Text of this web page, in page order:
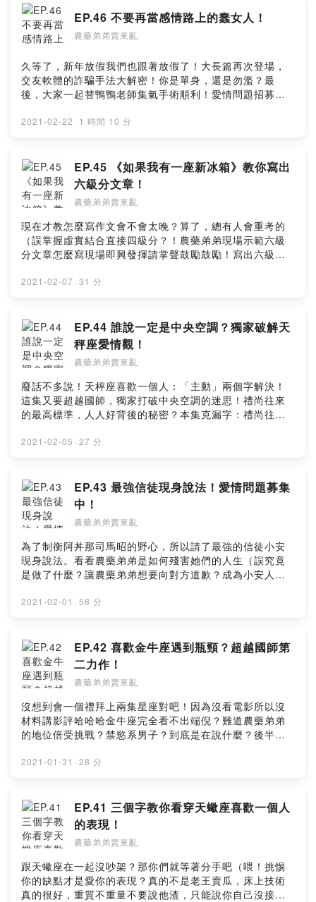
wexai?m=comment🧚🏻‍♂️小額贊助農藥弟弟讓我們更有動力
做好節目 🧚🏻‍♀️https://pay.firstory.me/user/nongyaodidi
背景音樂出處： Happy Life
AtYzZiOWRj/Powered by Firstory Hosting
EP.46 不要再當感情路上的蠢女人！
農藥弟弟賣來亂
久等了，新年放假我們也跟著放假了！大長篇再次登場，
交友軟體的詐騙手法大解密！你是單身，還是勿濫？最
後，大家一起替鴨鴨老師集氣手術順利！愛情問題招募，
起時，結婚之後，通通都可以為你解答！🔍IG：農藥弟弟
https://open.firstory.me/story/ckku1h2xcohx60866xilk
l0it?m=comment🧚🏻‍♂️小額贊助農藥弟弟讓我們更有動力做
好節目 🧚🏻‍♀️https://pay.firstory.me/user/nongyaodidi背
景音樂出處：Happy Life
https://www.cdbabylicensing.com/track/Mzg1OTE3ND
AtYzZiOWRj/Powered by Firstory Hosting
2021-02-22 · 1 時間 10 分
EP.45 《如果我有一座新冰箱》教你寫出
六級分文章！
農藥弟弟賣來亂
現在才教怎麼寫作文會不會太晚？算了，總有人會重考的
（誤掌握虛實結合直接四級分？！農藥弟弟現場示範六級
分文章怎麼寫現場即興發揮請掌聲鼓勵鼓勵！寫出六級分
農藥弟弟直接幫您回答各種問題感情看是在一起前，在一
弟弟&鴨鴨老師 🦆
https://open.firstory.me/story/ckku1h2xcohx60866xilk
l0it?m=comment🧚🏻‍♂️小額贊助農藥弟弟讓我們更有動力做
好節目 🧚🏻‍♀️https://pay.firstory.me/user/nongyaodidi背
景音樂出處：Happy Life
https://www.cdbabylicensing.com/track/Mzg1OTE3ND
AtYzZiOWRj/Powered by Firstory Hosting
2021-02-07 · 31 分
EP.44 誰說一定是中央空調？獨家破解天
秤座愛情觀！
農藥弟弟賣來亂
廢話不多說！天枰座喜歡一個人：「主動」兩個字解決！
這集又要超越國師，獨家打破中央空調的迷思！禮尚往來
的最高標準，人人好背後的秘密？本集克漏字：禮尚往來
答各種問題感情看是在一起前，在一起時，結婚之後，通
https://open.firstory.me/story/ckkr3q8f1agvu0898oagj
mr56?m=comment🧚🏻‍♂️小額贊助農藥弟弟讓我們更有動力
做好節目 🧚🏻‍♀️https://pay.firstory.me/user/nongyaodidi
背景音樂出處：Happy Life
https://www.cdbabylicensing.com/track/Mzg1OTE3ND
AtYzZiOWRj/飛翔鉄塔 https://dova-
s.jp/bgm/play2105.htmlPowered by Firstory Hosting
2021-02-05 · 27 分
EP.43 最強信徒現身說法！愛情問題募集
中！
農藥弟弟賣來亂
為了制衡阿丼那司馬昭的野心，所以請了最強的信徒小安
現身說法。看看農藥弟弟是如何殘害她們的人生（誤究竟
是做了什麼？讓農藥弟弟想要向對方道歉？成為小安人生
募集中，請直接私訊IG。🔍IG：農藥弟弟賣來
https://open.firstory.me/story/ckklf9hi9j94a0845ibl5n
w10?m=comment🧚🏻‍♂️小額贊助農藥弟弟讓我們更有動力
做好節目 🧚🏻‍♀️https://pay.firstory.me/user/nongyaodidi
背景音樂出處：Happy Life
https://www.cdbabylicensing.com/track/Mzg1OTE3ND
AtYzZiOWRj/飛翔鉄塔 https://dova-
s.jp/bgm/play2105.htmlPowered by Firstory Hosting
2021-02-01 · 58 分
EP.42 喜歡金牛座遇到瓶頸？超越國師第
二力作！
農藥弟弟賣來亂
沒想到會一個禮拜上兩集星座對吧！因為沒看電影所以沒
材料講影評哈哈哈金牛座完全看不出端倪？難道農藥弟弟
的地位倍受挑戰？禁慾系男子？到底是在說什麼？後半段
集克漏字：金牛座無法辨認喜歡，克漏字也遇到瓶頸。愛
IG：農藥弟弟賣來亂/nongyaodidi🔍FB：農藥弟弟賣來亂
🦆留言給農藥弟弟&鴨鴨老師 🦆
https://open.firstory.me/story/ckkjmc1z2ybrx0854cgb
ecsiy?m=comment🧚🏻‍♂️小額贊助農藥弟弟讓我們更有動力
做好節目 🧚🏻‍♀️https://pay.firstory.me/user/nongyaodidi
背景音樂出處：Happy Life
https://www.cdbabylicensing.com/track/Mzg1OTE3ND
2021-01-31 · 28 分
EP.41 三個字教你看穿天蠍座喜歡一個人
的表現！
農藥弟弟賣來亂
跟天蠍座在一起沒吵架？那你們就等著分手吧（喂！挑惕
你的缺點才是愛你的表現？真的不是老王賣瓜，床上技術
真的很好，重質不重量不要說他渣，只能說你自己沒接地